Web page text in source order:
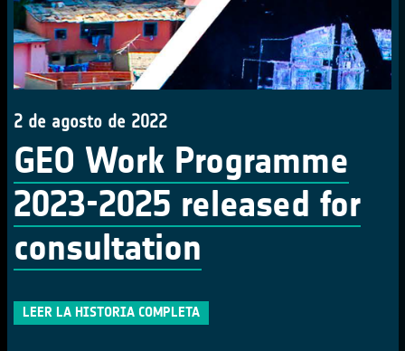
2 de agosto de 2022
GEO Work Programme
2023-2025 released for
consultation
LEER LA HISTORIA COMPLETA